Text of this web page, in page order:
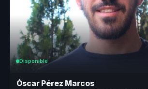
Disponible
Óscar Pérez Marcos